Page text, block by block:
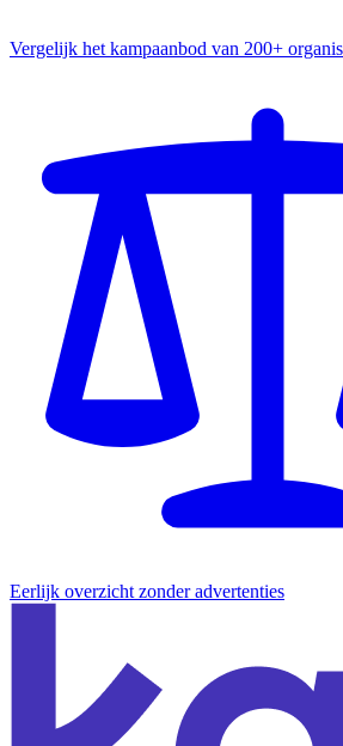
Vergelijk het kampaanbod van 200+
Eerlijk overzicht zonder advertenties